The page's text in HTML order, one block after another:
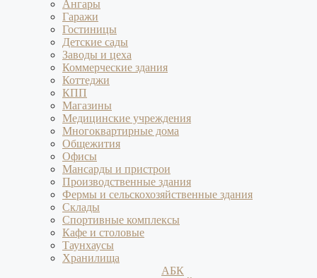
Ангары
Гаражи
Гостиницы
Детские сады
Заводы и цеха
Коммерческие здания
Коттеджи
КПП
Магазины
Медицинские учреждения
Многоквартирные дома
Общежития
Офисы
Мансарды и пристрои
Производственные здания
Фермы и сельскохозяйственные здания
Склады
Спортивные комплексы
Кафе и столовые
Таунхаусы
Хранилища
АБК